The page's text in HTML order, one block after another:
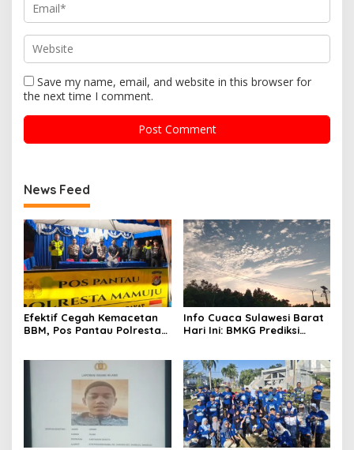
Save my name, email, and website in this browser for
the next time I comment.
News Feed
Efektif Cegah Kemacetan
BBM, Pos Pantau Polresta
Info Cuaca Sulawesi Barat
Hari Ini: BMKG Prediksi